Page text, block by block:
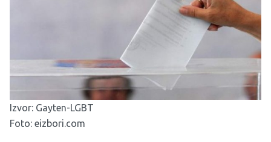
Izvor: Gayten-LGBT
Foto: eizbori.com